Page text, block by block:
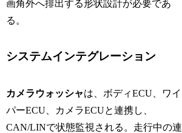
画角外へ排出する形状設計が必要であ
る。
システムインテグレーション
カメラウォッシャは、ボディECU、ワイ
パーECU、カメラECUと連携し、
CAN/LINで状態監視される。走行中の連